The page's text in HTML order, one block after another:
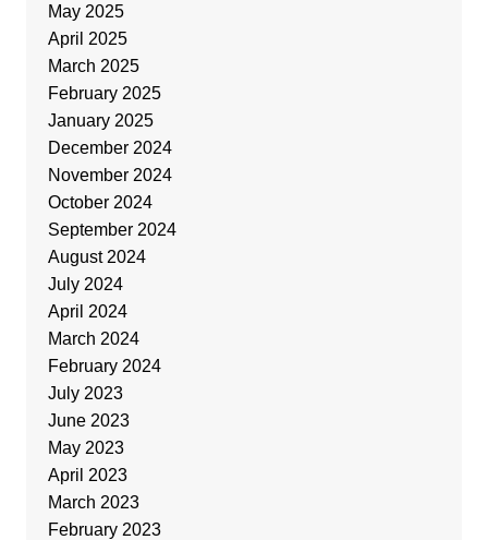
May 2025
April 2025
March 2025
February 2025
January 2025
December 2024
November 2024
October 2024
September 2024
August 2024
July 2024
April 2024
March 2024
February 2024
July 2023
June 2023
May 2023
April 2023
March 2023
February 2023